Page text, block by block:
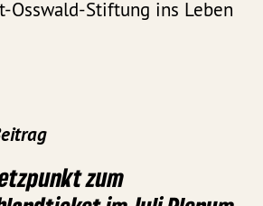
Osswald-Stiftung ins Leben
zum